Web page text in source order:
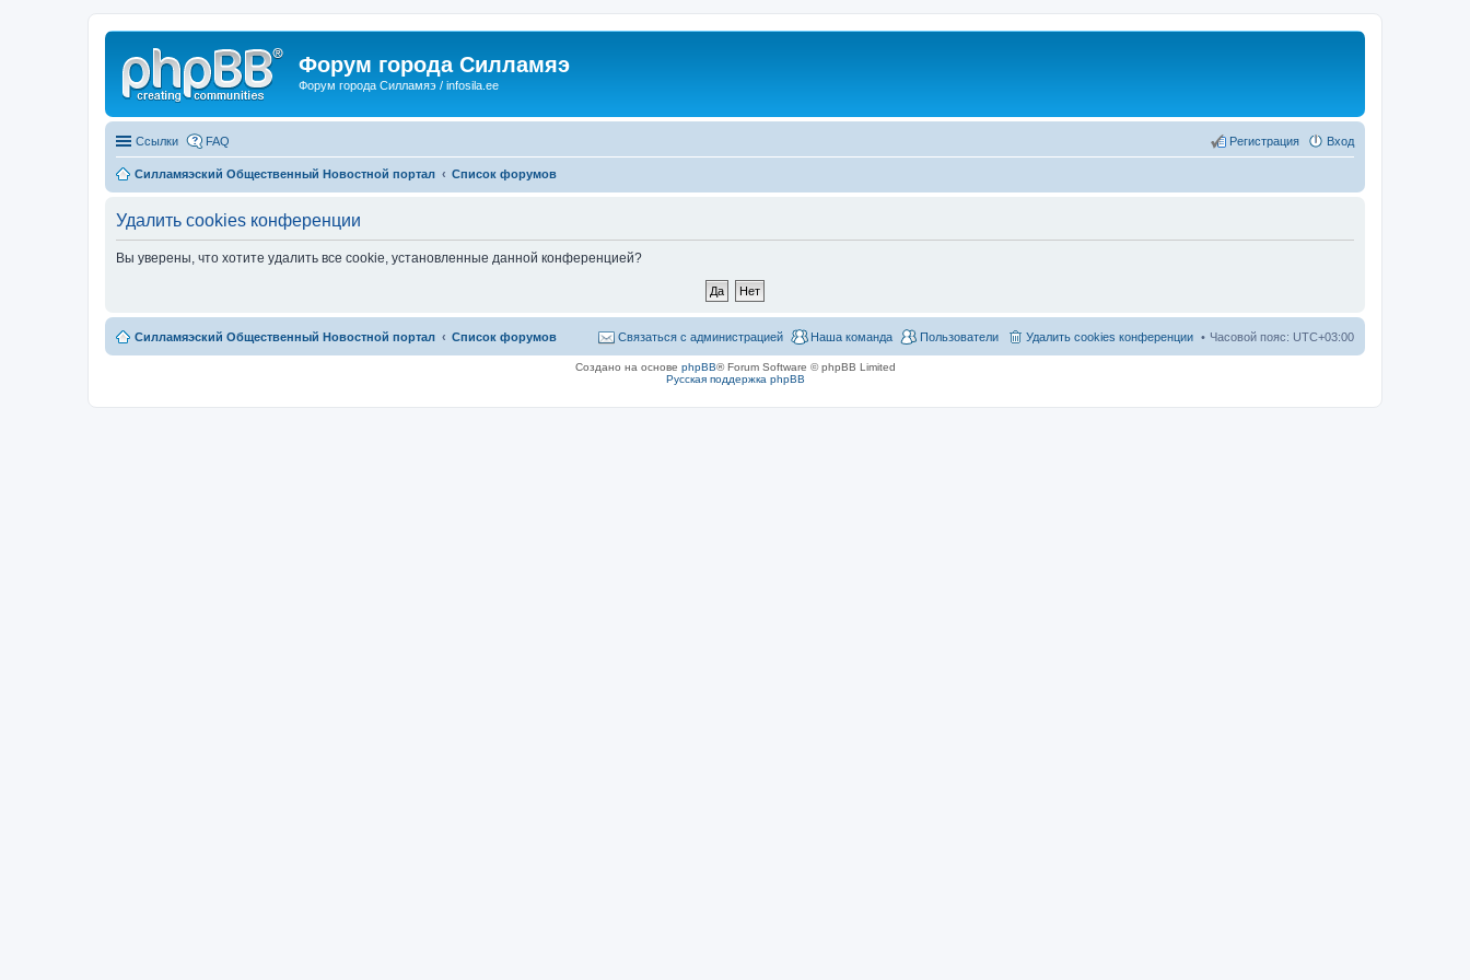
Форум города Силламяэ
Форум города Силламяэ / infosila.ee
Ссылки FAQ Вход
Регистрация
Силламяэский Общественный Новостной портал Список форумов
Удалить cookies конференции
Вы уверены, что хотите удалить все cookie, установленные данной конференцией?
Силламяэский Общественный Новостной портал Список форумов Часовой пояс: UTC+03:00
Удалить cookies конференции
Пользователи
Наша команда
Связаться с администрацией
Создано на основе phpBB® Forum Software © phpBB Limited
Русская поддержка phpBB